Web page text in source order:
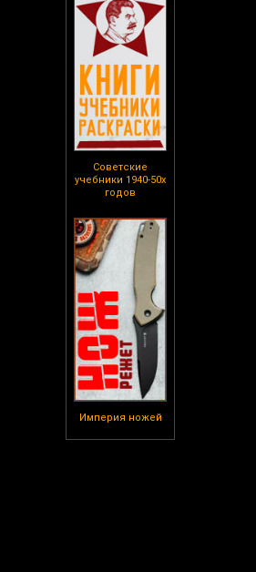
Советские
учебники 1940-50х
годов
Империя ножей